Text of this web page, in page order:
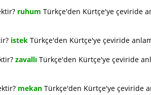
ruhum Türkçe'den Kürtçe'ye çeviride
istek Türkçe'den Kürtçe'ye çeviride
zavallı Türkçe'den Kürtçe'ye çeviride
mekan Türkçe'den Kürtçe'ye çeviride